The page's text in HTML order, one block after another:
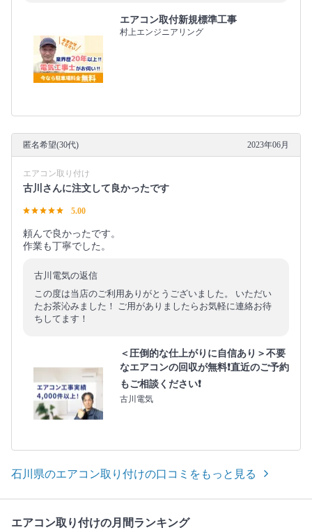
エアコン取付新規標準工事
村上エンジニアリング
匿名希望(30代) 2023年06月
エアコン取り付け
古川さんに注文して良かったです
5.00
頼んで良かったです。
作業も丁寧でした。
古川電気の返信
この度は当店のご利用ありがとうございました。 いただい
たお茶沁みました！ ご用がありましたらお気軽に連絡お待
ちしてます！
＜圧倒的な仕上がりに自信あり＞不要
なエアコンの回収が無料❗直近のご予約
もご相談ください❗
古川電気
石川県のエアコン取り付けの口コミをもっと見る
エアコン取り付けの月間ランキング